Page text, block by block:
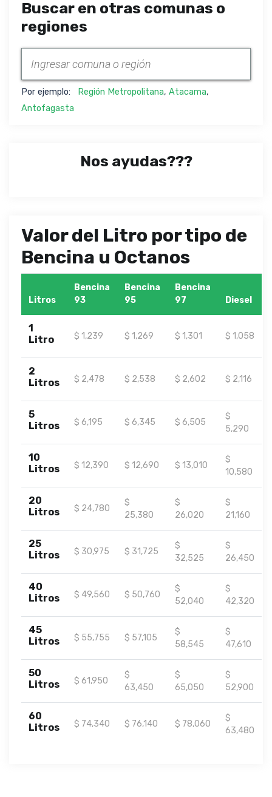
Buscar en otras comunas o
regiones
Por ejemplo: Región Metropolitana, Atacama,
Antofagasta
Nos ayudas???
Valor del Litro por tipo de
Bencina u Octanos
Litros
Bencina
93
Bencina
95
Bencina
97
Diesel
1
Litro
$ 1,239 $ 1,269 $ 1,301 $ 1,058
2
Litros
$ 2,478 $ 2,538 $ 2,602 $ 2,116
5
Litros
$ 6,195 $ 6,345 $ 6,505
$
5,290
10
Litros
$ 12,390 $ 12,690 $ 13,010
$
10,580
20
Litros
$ 24,780
$
25,380
$
26,020
$
21,160
25
Litros
$ 30,975 $ 31,725
$
32,525
$
26,450
40
Litros
$ 49,560 $ 50,760
$
52,040
$
42,320
45
Litros
$ 55,755 $ 57,105
$
58,545
$
47,610
50
Litros
$ 61,950
$
63,450
$
65,050
$
52,900
60
Litros
$ 74,340 $ 76,140 $ 78,060
$
63,480